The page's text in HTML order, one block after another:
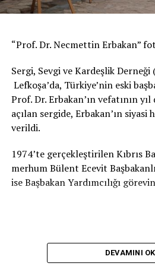
Bir yanda, “İnsan hoşbaht olmak
şeyden kıymetli bir varlıktır.”
Emre. Bugün dünyanın onları iyi
Enstitümüzün adının Yunus
tam olarak budur. Onun miras
düşünceleri en anlaşılır ve etkili
sunmada kullandığı eşsiz diliyle
değerlerimizi, dinimizi tanıtmak
Nizami Gencevi’yi de bundan
insanlara ulaşmak istiyorsak,
en iyi anlatan gönül
etmiş, kök salmak da olan bir
nefretten, kinden besleniyor.
“Prof. Dr. Necmettin Erbakan”
Sergi, Sevgi ve Kardeşlik
Lefkoşa’da, Türkiye’nin eski
Prof. Dr. Erbakan’ın vefatının
açılan sergide, Erbakan’ın
verildi.
1974’te gerçekleştirilen Kıbrıs
merhum Bülent Ecevit
ise Başbakan Yardımcılığı
DEVAMINI